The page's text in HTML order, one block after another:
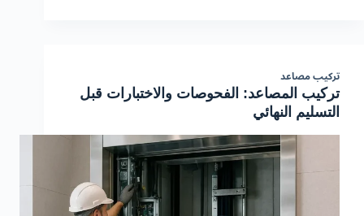
تركيب مصاعد
تركيب المصاعد: الفحوصات والاختبارات قبل
التسليم النهائي